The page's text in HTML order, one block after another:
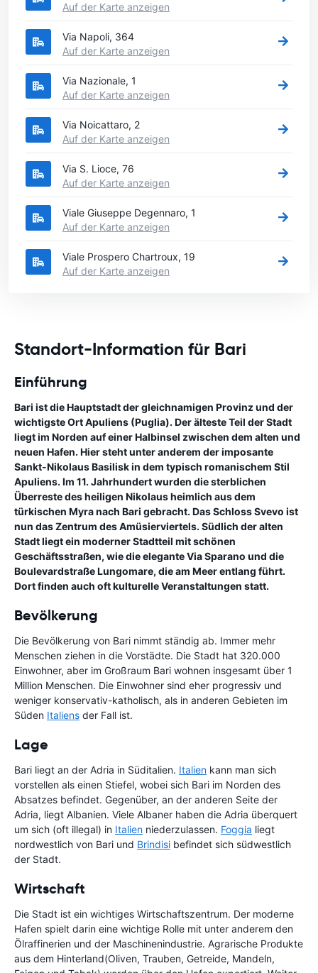
Auf der Karte anzeigen
Via Napoli, 364
Auf der Karte anzeigen
Via Nazionale, 1
Auf der Karte anzeigen
Via Noicattaro, 2
Auf der Karte anzeigen
Via S. Lioce, 76
Auf der Karte anzeigen
Viale Giuseppe Degennaro, 1
Auf der Karte anzeigen
Viale Prospero Chartroux, 19
Auf der Karte anzeigen
Standort-Information für Bari
Einführung
Bari ist die Hauptstadt der gleichnamigen Provinz und der
wichtigste Ort Apuliens (Puglia). Der älteste Teil der Stadt
liegt im Norden auf einer Halbinsel zwischen dem alten und
neuen Hafen. Hier steht unter anderem der imposante
Sankt-Nikolaus Basilisk in dem typisch romanischem Stil
Apuliens. Im 11. Jahrhundert wurden die sterblichen
Überreste des heiligen Nikolaus heimlich aus dem
türkischen Myra nach Bari gebracht. Das Schloss Svevo ist
nun das Zentrum des Amüsierviertels. Südlich der alten
Stadt liegt ein moderner Stadtteil mit schönen
Geschäftsstraßen, wie die elegante Via Sparano und die
Boulevardstraße Lungomare, die am Meer entlang führt.
Dort finden auch oft kulturelle Veranstaltungen statt.
Bevölkerung
Die Bevölkerung von Bari nimmt ständig ab. Immer mehr
Menschen ziehen in die Vorstädte. Die Stadt hat 320.000
Einwohner, aber im Großraum Bari wohnen insgesamt über 1
Million Menschen. Die Einwohner sind eher progressiv und
weniger konservativ-katholisch, als in anderen Gebieten im
Süden Italiens der Fall ist.
Lage
Bari liegt an der Adria in Süditalien. Italien kann man sich
vorstellen als einen Stiefel, wobei sich Bari im Norden des
Absatzes befindet. Gegenüber, an der anderen Seite der
Adria, liegt Albanien. Viele Albaner haben die Adria überquert
um sich (oft illegal) in Italien niederzulassen. Foggia liegt
nordwestlich von Bari und Brindisi befindet sich südwestlich
der Stadt.
Wirtschaft
Die Stadt ist ein wichtiges Wirtschaftszentrum. Der moderne
Hafen spielt darin eine wichtige Rolle mit unter anderem den
Ölraffinerien und der Maschinenindustrie. Agrarische Produkte
aus dem Hinterland(Oliven, Trauben, Getreide, Mandeln,